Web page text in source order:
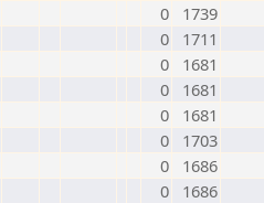
0
1739
0
1711
0
1681
0
1681
0
1681
0
1703
0
1686
0
1686